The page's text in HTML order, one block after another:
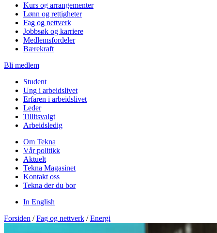
Kurs og arrangementer
Lønn og rettigheter
Fag og nettverk
Jobbsøk og karriere
Medlemsfordeler
Bærekraft
Bli medlem
Student
Ung i arbeidslivet
Erfaren i arbeidslivet
Leder
Tillitsvalgt
Arbeidsledig
Om Tekna
Vår politikk
Aktuelt
Tekna Magasinet
Kontakt oss
Tekna der du bor
In English
Forsiden / Fag og nettverk / Energi